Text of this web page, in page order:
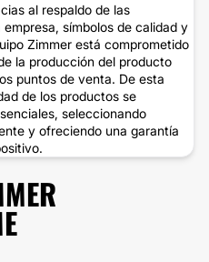
al respaldo de las
símbolos de calidad y
Zimmer está comprometido
la producción del producto
puntos de venta. De esta
de los productos se
seleccionando
y ofreciendo una garantía